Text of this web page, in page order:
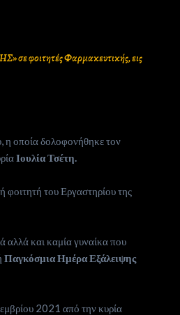
σε φοιτητές Φαρμακευτικής, εις
η οποία δολοφονήθηκε τον
Ιουλία Τσέτη.
φοιτητή του Εργαστηρίου της
αλλά και καμία γυναίκα που
Παγκόσμια Ημέρα Εξάλειψης
2021 από την κυρία